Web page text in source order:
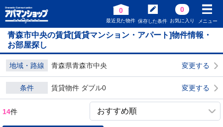
0
最近見た物件 保存した条件
0
お気に入り メニュー
青森市中央の賃貸[賃貸マンション・アパート]物件情報・
お部屋探し
地域・路線 青森県青森市中央 変更する
条件 賃貸物件 ダブル0 変更する
14件